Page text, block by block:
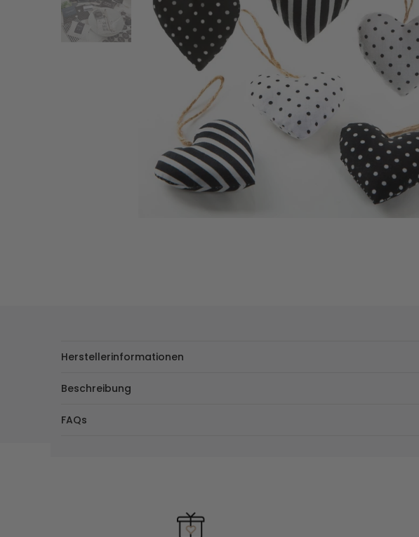
Herstellerinformationen
Beschreibung
FAQs